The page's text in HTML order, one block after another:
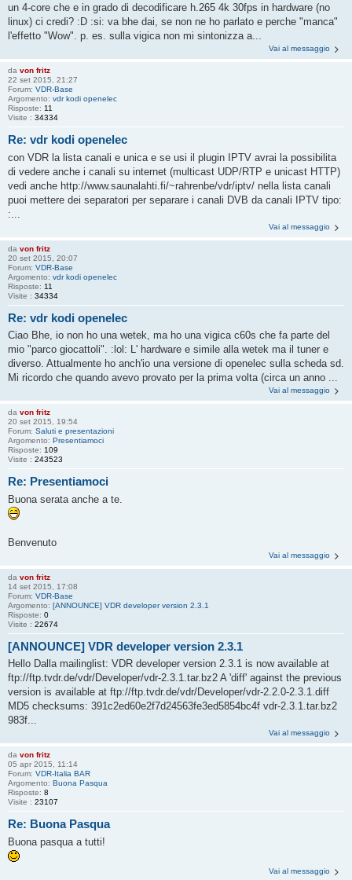
un 4-core che e in grado di decodificare h.265 4k 30fps in hardware (no
linux) ci credi? :D :si: va bhe dai, se non ne ho parlato e perche "manca"
l'effetto "Wow". p. es. sulla vigica non mi sintonizza a...
Vai al messaggio
da von fritz
22 set 2015, 21:27
Forum: VDR-Base
Argomento: vdr kodi openelec
Risposte: 11
Visite : 34334
Re: vdr kodi openelec
con VDR la lista canali e unica e se usi il plugin IPTV avrai la possibilita
di vedere anche i canali su internet (multicast UDP/RTP e unicast HTTP)
vedi anche http://www.saunalahti.fi/~rahrenbe/vdr/iptv/ nella lista canali
puoi mettere dei separatori per separare i canali DVB da canali IPTV tipo:
:...
Vai al messaggio
da von fritz
20 set 2015, 20:07
Forum: VDR-Base
Argomento: vdr kodi openelec
Risposte: 11
Visite : 34334
Re: vdr kodi openelec
Ciao Bhe, io non ho una wetek, ma ho una vigica c60s che fa parte del
mio "parco giocattoli". :lol: L' hardware e simile alla wetek ma il tuner e
diverso. Attualmente ho anch'io una versione di openelec sulla scheda sd.
Mi ricordo che quando avevo provato per la prima volta (circa un anno ...
Vai al messaggio
da von fritz
20 set 2015, 19:54
Forum: Saluti e presentazioni
Argomento: Presentiamoci
Risposte: 109
Visite : 243523
Re: Presentiamoci
Buona serata anche a te.
Benvenuto
Vai al messaggio
da von fritz
14 set 2015, 17:08
Forum: VDR-Base
Argomento: [ANNOUNCE] VDR developer version 2.3.1
Risposte: 0
Visite : 22674
[ANNOUNCE] VDR developer version 2.3.1
Hello Dalla mailinglist: VDR developer version 2.3.1 is now available at
ftp://ftp.tvdr.de/vdr/Developer/vdr-2.3.1.tar.bz2 A 'diff' against the previous
version is available at ftp://ftp.tvdr.de/vdr/Developer/vdr-2.2.0-2.3.1.diff
MD5 checksums: 391c2ed60e2f7d24563fe3ed5854bc4f vdr-2.3.1.tar.bz2
983f...
Vai al messaggio
da von fritz
05 apr 2015, 11:14
Forum: VDR-Italia BAR
Argomento: Buona Pasqua
Risposte: 8
Visite : 23107
Re: Buona Pasqua
Buona pasqua a tutti!
Vai al messaggio